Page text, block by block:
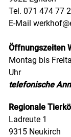
Tel. 071 474 77
E-Mail
Öffnungszeiten
Montag bis
Uhr
telefonische
Regionale
Ladreute 1
9315 Neukirch